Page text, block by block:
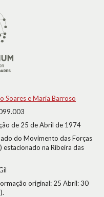
Soares e Maria Barroso
de 25 de Abril de 1974
do Movimento das Forças
estacionado na Ribeira das
original: 25 Abril: 30